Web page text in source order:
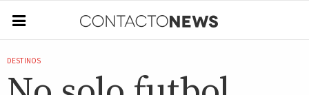
DESTINOS